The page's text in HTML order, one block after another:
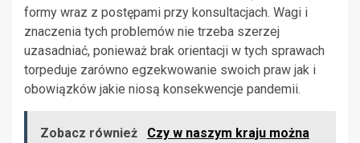
formy wraz z postępami przy konsultacjach. Wagi i
znaczenia tych problemów nie trzeba szerzej
uzasadniać, ponieważ brak orientacji w tych sprawach
torpeduje zarówno egzekwowanie swoich praw jak i
obowiązków jakie niosą konsekwencje pandemii.
Zobacz również
Czy w naszym kraju można